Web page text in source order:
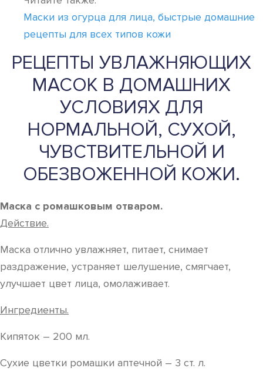
Маски из огурца для лица, быстрые домашние
рецепты для всех типов кожи
РЕЦЕПТЫ УВЛАЖНЯЮЩИХ
МАСОК В ДОМАШНИХ
УСЛОВИЯХ ДЛЯ
НОРМАЛЬНОЙ, СУХОЙ,
ЧУВСТВИТЕЛЬНОЙ И
ОБЕЗВОЖЕННОЙ КОЖИ.
Маска с ромашковым отваром.
Действие.
Маска отлично увлажняет, питает, снимает
раздражение, устраняет шелушение, смягчает,
улучшает цвет лица, омолаживает.
Ингредиенты.
Кипяток – 200 мл.
Сухие цветки ромашки аптечной – 3 ст. л.